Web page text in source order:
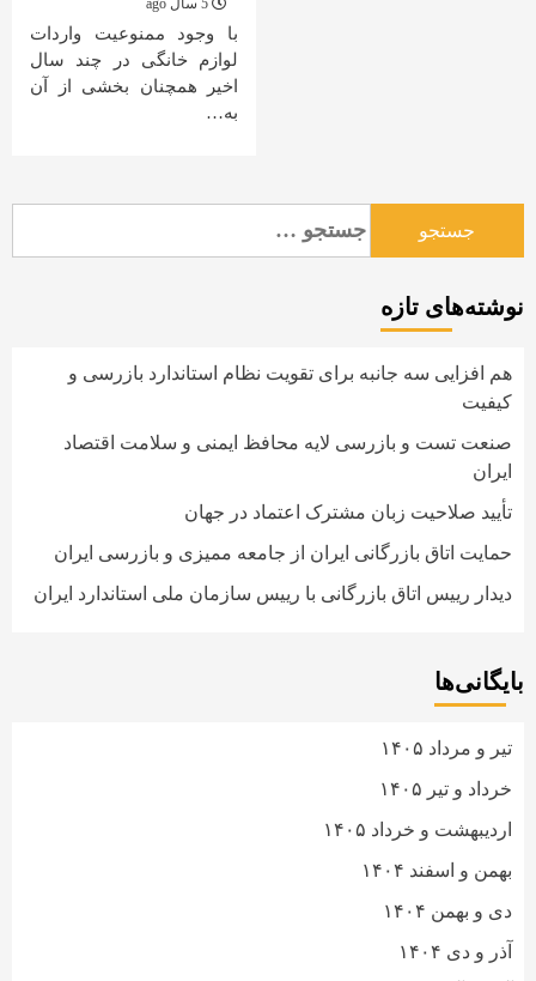
با وجود ممنوعیت واردات
لوازم خانگی در چند سال
اخیر همچنان بخشی از آن
به…
برای:
نوشته‌های تازه
هم افزایی سه جانبه برای تقویت نظام استاندارد بازرسی و
کیفیت
صنعت تست و بازرسی لایه محافظ ایمنی و سلامت اقتصاد
ایران
تأیید صلاحیت زبان مشترک اعتماد در جهان
حمایت اتاق بازرگانی ایران از جامعه ممیزی و بازرسی ایران
دیدار رییس اتاق بازرگانی با رییس سازمان ملی استاندارد ایران
بایگانی‌ها
تیر و مرداد ۱۴۰۵
خرداد و تیر ۱۴۰۵
اردیبهشت و خرداد ۱۴۰۵
بهمن و اسفند ۱۴۰۴
دی و بهمن ۱۴۰۴
آذر و دی ۱۴۰۴